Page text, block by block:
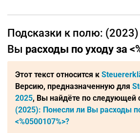
Подсказки к полю:
Вы расходы по уходу за
Этот текст относится к
Версию, предназначенную для
2025, Вы найдёте по следующей
(2025): Понесли ли Вы расходы
<%0500107%>?